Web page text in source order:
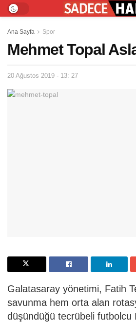
Ana Sayfa Spor
Mehmet Topal
20 Ağustos 2019 - 13: 27
Galatasaray yönetimi, Fatih
savunma hem orta alan
düşündüğü tecrübeli futbolcu